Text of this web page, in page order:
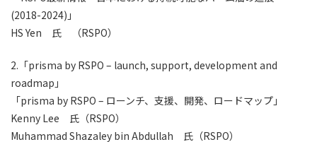
(2018-2024)」
HS Yen 氏 （RSPO）
2.「prisma by RSPO – launch, support, development and
roadmap」
「prisma by RSPO – ローンチ、支援、開発、ロードマップ」
Kenny Lee 氏（RSPO）
Muhammad Shazaley bin Abdullah 氏（RSPO）